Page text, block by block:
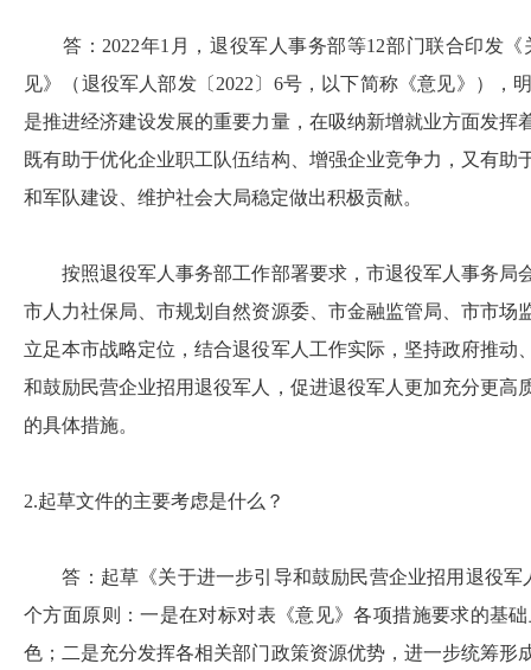
答：2022年1月，退役军人事务部等12部门联合印发《
见》（退役军人部发〔2022〕6号，以下简称《意见》）
是推进经济建设发展的重要力量，在吸纳新增就业方面发
既有助于优化企业职工队伍结构、增强企业竞争力，又有
和军队建设、维护社会大局稳定做出积极贡献。
按照退役军人事务部工作部署要求，市退役军人事务局
市人力社保局、市规划自然资源委、市金融监管局、市市
立足本市战略定位，结合退役军人工作实际，坚持政府推
和鼓励民营企业招用退役军人，促进退役军人更加充分更
的具体措施。
2.起草文件的主要考虑是什么？
答：起草《关于进一步引导和鼓励民营企业招用退役军
个方面原则：一是在对标对表《意见》各项措施要求的基
色；二是充分发挥各相关部门政策资源优势，进一步统筹